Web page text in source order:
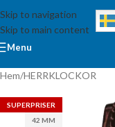
Skip to navigation
Skip to main content
Menu
Hem/HERRKLOCKOR
SUPERPRISER
42 MM